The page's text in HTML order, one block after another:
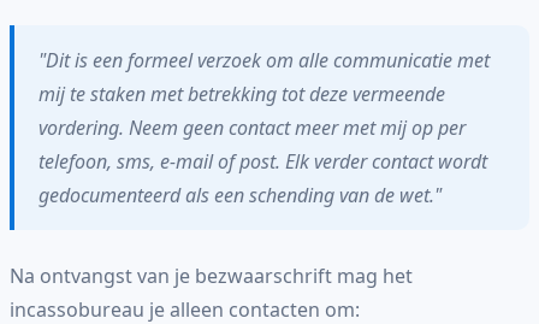
"Dit is een formeel verzoek om alle communicatie met
mij te staken met betrekking tot deze vermeende
vordering. Neem geen contact meer met mij op per
telefoon, sms, e-mail of post. Elk verder contact wordt
gedocumenteerd als een schending van de wet."
Na ontvangst van je bezwaarschrift mag het
incassobureau je alleen contacten om: